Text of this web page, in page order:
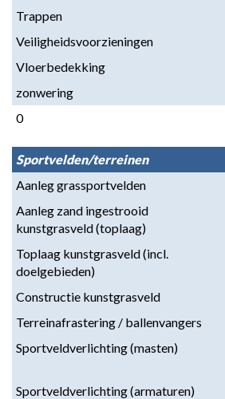
Trappen
Veiligheidsvoorzieningen
Vloerbedekking
zonwering
0
Sportvelden/terreinen
Aanleg grassportvelden
Aanleg zand ingestrooid
kunstgrasveld (toplaag)
Toplaag kunstgrasveld (incl.
doelgebieden)
Constructie kunstgrasveld
Terreinafrastering / ballenvangers
Sportveldverlichting (masten)
Sportveldverlichting (armaturen)